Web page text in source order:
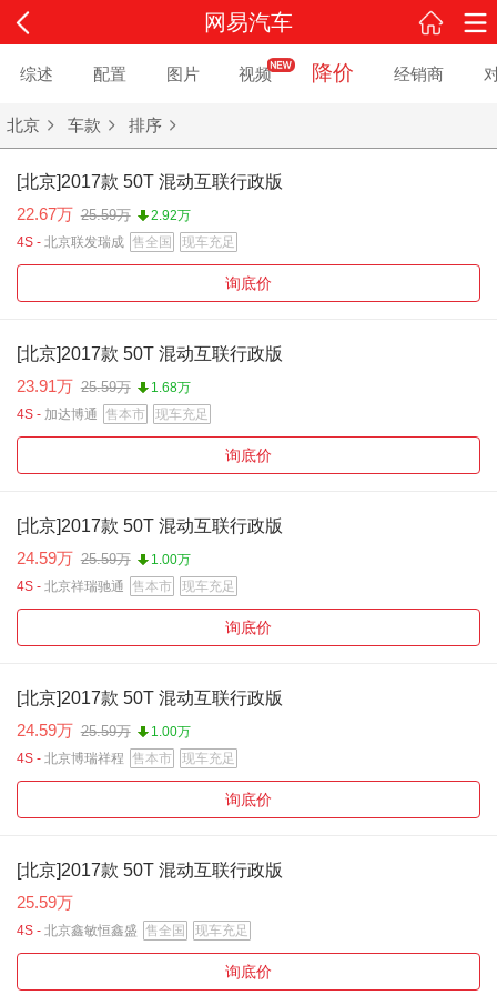
网易汽车
综述 配置 图片 视频 降价 经销商
北京 车款 排序
[北京]2017款 50T 混动互联行政版
22.67万 25.59万
2.92万
4S - 北京联发瑞成 售全国 现车充足
询底价
[北京]2017款 50T 混动互联行政版
23.91万 25.59万
1.68万
4S - 加达博通 售本市 现车充足
询底价
[北京]2017款 50T 混动互联行政版
24.59万 25.59万
1.00万
4S - 北京祥瑞驰通 售本市 现车充足
询底价
[北京]2017款 50T 混动互联行政版
24.59万 25.59万
1.00万
4S - 北京博瑞祥程 售本市 现车充足
询底价
[北京]2017款 50T 混动互联行政版
25.59万
4S - 北京鑫敏恒鑫盛 售全国 现车充足
询底价